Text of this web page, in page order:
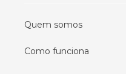
Quem somos
Como funciona